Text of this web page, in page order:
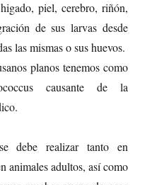
piel, cerebro, riñón,
de sus larvas desde
las mismas o sus huevos.
planos tenemos como
causante de la
debe realizar tanto en
animales adultos, así como